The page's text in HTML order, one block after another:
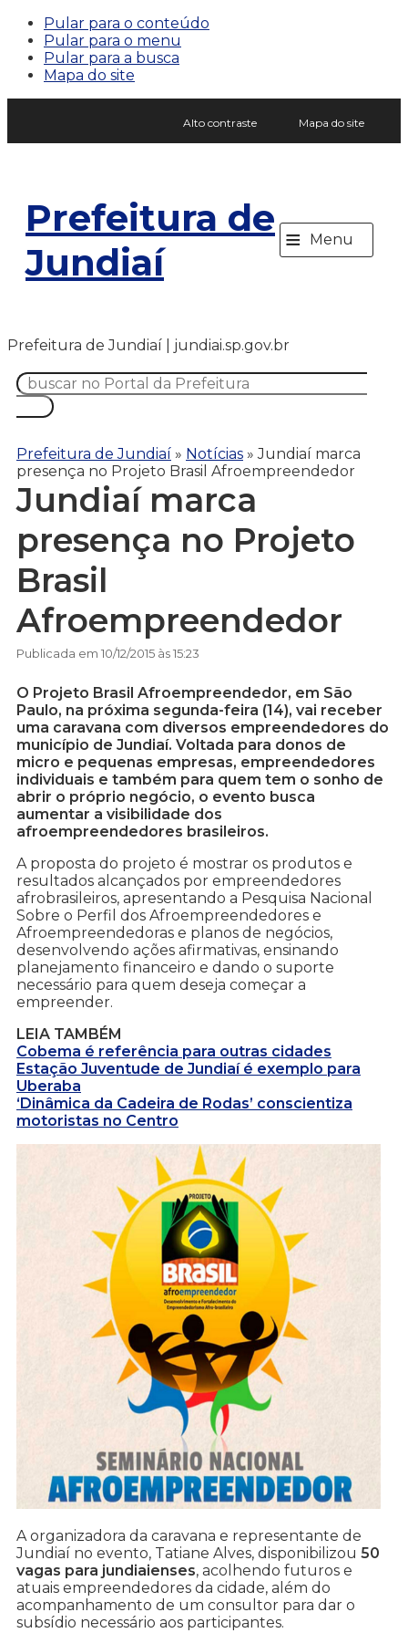
Pular para o conteúdo
Pular para o menu
Pular para a busca
Mapa do site
Alto contraste Mapa do site
Prefeitura de
Jundiaí
≡ Menu
Prefeitura de Jundiaí | jundiai.sp.gov.br
Prefeitura de Jundiaí » Notícias »Jundiaí marca
presença no Projeto Brasil Afroempreendedor
Jundiaí marca
presença no Projeto
Brasil
Afroempreendedor
Publicada em 10/12/2015 às 15:23
O Projeto Brasil Afroempreendedor, em São
Paulo, na próxima segunda-feira (14), vai receber
uma caravana com diversos empreendedores do
município de Jundiaí. Voltada para donos de
micro e pequenas empresas, empreendedores
individuais e também para quem tem o sonho de
abrir o próprio negócio, o evento busca
aumentar a visibilidade dos
afroempreendedores brasileiros.
A proposta do projeto é mostrar os produtos e
resultados alcançados por empreendedores
afrobrasileiros, apresentando a Pesquisa Nacional
Sobre o Perfil dos Afroempreendedores e
Afroempreendedoras e planos de negócios,
desenvolvendo ações afirmativas, ensinando
planejamento financeiro e dando o suporte
necessário para quem deseja começar a
empreender.
LEIA TAMBÉM
Cobema é referência para outras cidades
Estação Juventude de Jundiaí é exemplo para
Uberaba
‘Dinâmica da Cadeira de Rodas’ conscientiza
motoristas no Centro
A organizadora da caravana e representante de
Jundiaí no evento, Tatiane Alves, disponibilizou 50
vagas para jundiaienses, acolhendo futuros e
atuais empreendedores da cidade, além do
acompanhamento de um consultor para dar o
subsídio necessário aos participantes.